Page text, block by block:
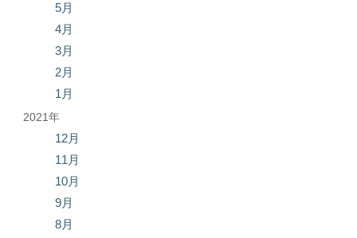
5月
4月
3月
2月
1月
2021年
12月
11月
10月
9月
8月